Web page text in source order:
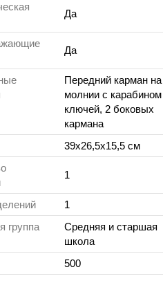
Да
Да
Передний карман на
молнии c
ключей, 2 боковых
кармана
39х26,5х15,5 см
1
1
группа
Средняя и старшая
школа
500